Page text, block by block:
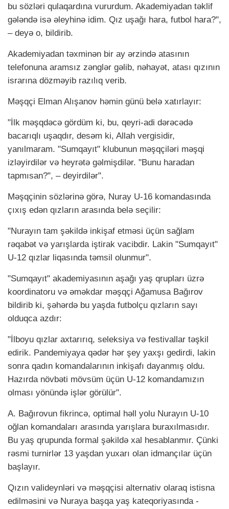
bu sözləri qulaqardına vururdum. Akademiyadan təklif
gələndə isə əleyhinə idim. Qız uşağı hara, futbol hara?",
– deyə o, bildirib.
Akademiyadan təxminən bir ay ərzində atasının
telefonuna aramsız zənglər gəlib, nəhayət, atası qızının
israrına dözməyib razılıq verib.
Məşqçi Elman Alışanov həmin günü belə xatırlayır:
"İlk məşqdəcə gördüm ki, bu, qeyri-adi dərəcədə
bacarıqlı uşaqdır, desəm ki, Allah vergisidir,
yanılmaram. "Sumqayıt" klubunun məşqçiləri məşqi
izləyirdilər və heyrətə gəlmişdilər. "Bunu haradan
tapmısan?", – deyirdilər".
Məşqçinin sözlərinə görə, Nuray U-16 komandasında
çıxış edən qızların arasında belə seçilir:
"Nurayın tam şəkildə inkişaf etməsi üçün sağlam
rəqabət və yarışlarda iştirak vacibdir. Lakin "Sumqayıt"
U-12 qızlar liqasında təmsil olunmur".
"Sumqayıt" akademiyasının aşağı yaş qrupları üzrə
koordinatoru və əməkdar məşqçi Ağamusa Bağırov
bildirib ki, şəhərdə bu yaşda futbolçu qızların sayı
olduqca azdır:
"İlboyu qızlar axtarırıq, seleksiya və festivallar təşkil
edirik. Pandemiyaya qədər hər şey yaxşı gedirdi, lakin
sonra qadın komandalarının inkişafı dayanmış oldu.
Hazırda növbəti mövsüm üçün U-12 komandamızın
olması yönündə işlər görülür".
A. Bağırovun fikrincə, optimal həll yolu Nurayın U-10
oğlan komandaları arasında yarışlara buraxılmasıdır.
Bu yaş qrupunda formal şəkildə xal hesablanmır. Çünki
rəsmi turnirlər 13 yaşdan yuxarı olan idmançılar üçün
başlayır.
Qızın valideynləri və məşqçisi alternativ olaraq istisna
edilməsini və Nuraya başqa yaş kateqoriyasında -